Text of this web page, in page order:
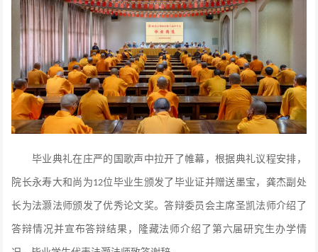
毕业典礼在庄严的国歌声中拉开了帷幕，根据典礼议程安排，
院长永寿大和尚为12位毕业生颁发了毕业证并赠送墨宝，龚杰副处
长为法灏法师颁发了优秀论文奖。答辩委员会主席圣凯法师介绍了
答辩情况并宣布答辩结果，隆藏法师介绍了第六届研究生办学情